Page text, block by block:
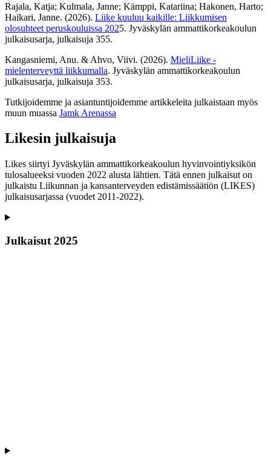
Rajala, Katja; Kulmala, Janne; Kämppi, Katariina; Hakonen, Harto;
Haikari, Janne. (2026). Liike kuuluu kaikille: Liikkumisen
olosuhteet peruskouluissa 2025. Jyväskylän ammattikorkeakoulun
julkaisusarja, julkaisuja 355.
Kangasniemi, Anu. & Ahvo, Viivi. (2026). MieliLiike -
mielenterveyttä liikkumalla. Jyväskylän ammattikorkeakoulun
julkaisusarja, julkaisuja 353.
Tutkijoidemme ja asiantuntijoidemme artikkeleita julkaistaan myös
muun muassa Jamk Arenassa
Likesin julkaisuja
Likes siirtyi Jyväskylän ammattikorkeakoulun hyvinvointiyksikön
tulosalueeksi vuoden 2022 alusta lähtien. Tätä ennen julkaisut on
julkaistu Liikunnan ja kansanterveyden edistämissäätiön (LIKES)
julkaisusarjassa (vuodet 2011-2022).
Julkaisut 2025